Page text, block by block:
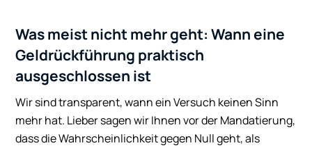
Was meist nicht mehr geht: Wann eine
Geldrückführung praktisch
ausgeschlossen ist
Wir sind transparent, wann ein Versuch keinen Sinn
mehr hat. Lieber sagen wir Ihnen vor der Mandatierung,
dass die Wahrscheinlichkeit gegen Null geht, als